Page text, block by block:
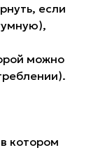
если
можно
котором